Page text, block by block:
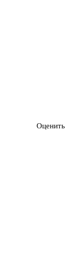
Оценить